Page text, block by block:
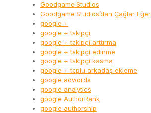
Goodgame Studios
Goodgame Studios’dan Çağlar Eğer
google +
google + takipçi
google + takipçi arttırma
google + takipçi edinme
google + takipçi kasma
google + toplu arkadaş ekleme
google adwords
google analytics
google AuthorRank
google authorship